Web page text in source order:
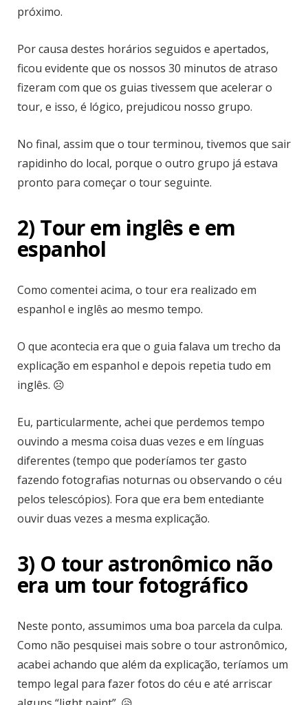
próximo.
Por causa destes horários seguidos e apertados,
ficou evidente que os nossos 30 minutos de atraso
fizeram com que os guias tivessem que acelerar o
tour, e isso, é lógico, prejudicou nosso grupo.
No final, assim que o tour terminou, tivemos que sair
rapidinho do local, porque o outro grupo já estava
pronto para começar o tour seguinte.
2) Tour em inglês e em
espanhol
Como comentei acima, o tour era realizado em
espanhol e inglês ao mesmo tempo.
O que acontecia era que o guia falava um trecho da
explicação em espanhol e depois repetia tudo em
inglês. ☹
Eu, particularmente, achei que perdemos tempo
ouvindo a mesma coisa duas vezes e em línguas
diferentes (tempo que poderíamos ter gasto
fazendo fotografias noturnas ou observando o céu
pelos telescópios). Fora que era bem entediante
ouvir duas vezes a mesma explicação.
3) O tour astronômico não
era um tour fotográfico
Neste ponto, assumimos uma boa parcela da culpa.
Como não pesquisei mais sobre o tour astronômico,
acabei achando que além da explicação, teríamos um
tempo legal para fazer fotos do céu e até arriscar